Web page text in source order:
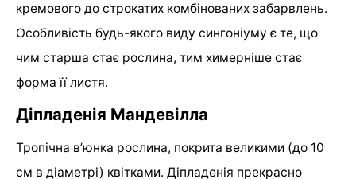
кремового до строкатих комбінованих забарвлень.
Особливість будь-якого виду сингоніуму є те, що
чим старша стає рослина, тим химерніше стає
форма її листя.
Діпладенія Мандевілла
Тропічна в’юнка рослина, покрита великими (до 10
см в діаметрі) квітками. Діпладенія прекрасно